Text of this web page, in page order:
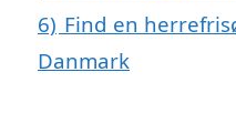
6) Find en
Danmark